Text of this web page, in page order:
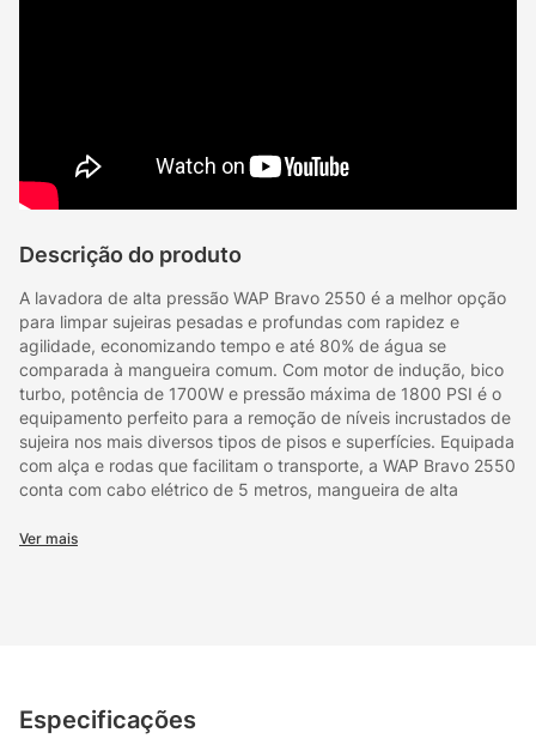
Descrição do produto
A lavadora de alta pressão WAP Bravo 2550 é a melhor opção
para limpar sujeiras pesadas e profundas com rapidez e
agilidade, economizando tempo e até 80% de água se
comparada à mangueira comum. Com motor de indução, bico
turbo, potência de 1700W e pressão máxima de 1800 PSI é o
equipamento perfeito para a remoção de níveis incrustados de
sujeira nos mais diversos tipos de pisos e superfícies. Equipada
com alça e rodas que facilitam o transporte, a WAP Bravo 2550
conta com cabo elétrico de 5 metros, mangueira de alta
regulável (concentrado ou leque), aplicador de detergente e o
que possibilita a limpeza de sujeiras pesadas de forma mais
prática e rápida. A lavadora de alta pressão WAP Bravo 2550
Ver mais
Especificações